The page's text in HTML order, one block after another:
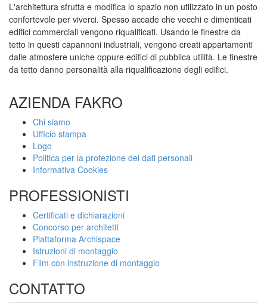
L'architettura sfrutta e modifica lo spazio non utilizzato in un posto
confortevole per viverci. Spesso accade che vecchi e dimenticati
edifici commerciali vengono riqualificati. Usando le finestre da
tetto in questi capannoni industriali, vengono creati appartamenti
dalle atmosfere uniche oppure edifici di pubblica utilità. Le finestre
da tetto danno personalità alla riqualificazione degli edifici.
AZIENDA FAKRO
Chi siamo
Ufficio stampa
Logo
Politica per la protezione dei dati personali
Informativa Cookies
PROFESSIONISTI
Certificati e dichiarazioni
Concorso per architetti
Piattaforma Archispace
Istruzioni di montaggio
Film con instruzione di montaggio
CONTATTO